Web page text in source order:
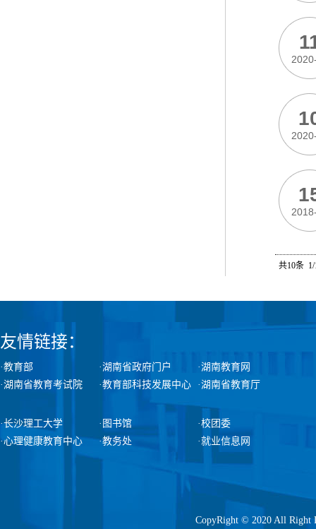
共10条
友情链接：
·教育部 ·湖南省政府门户
·湖南教育网
·湖南省教育考试院
·教育部科技发展中心 ·湖南省教育厅
·长沙理工大学 ·图书馆
·校团委
·心理健康教育中心
·教务处 ·就业信息网
CopyRight © 2020 All Right